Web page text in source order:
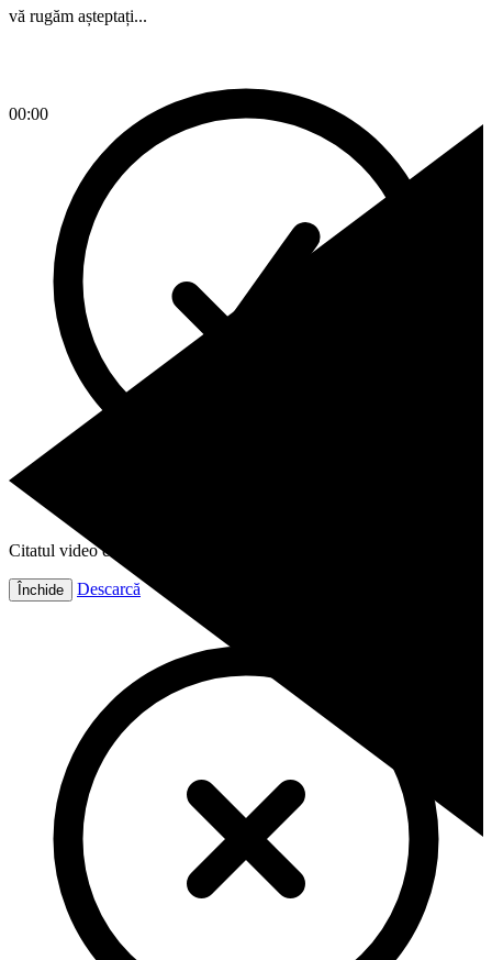
00:00
vă rugăm așteptați...
Citatul video este gata!
Închide Descarcă